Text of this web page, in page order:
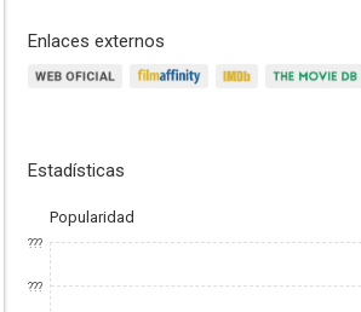
Enlaces externos
Estadísticas
Popularidad
???
???